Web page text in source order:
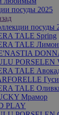
посуды 2025
посуды
TALE Spring
TALE
PORSELEN
TALE
Гуси
TALE
Мрамор
PLAY